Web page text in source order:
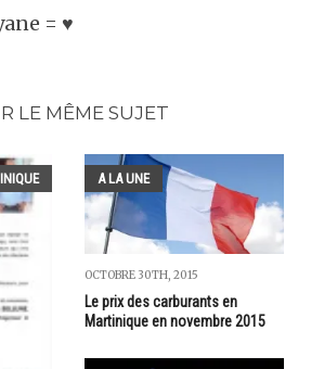
= ♥️
LE MÊME SUJET
A LA UNE
OCTOBRE 30TH, 2015
Le prix des carburants en
Martinique en novembre 2015